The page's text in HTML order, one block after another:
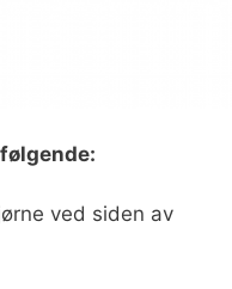
ved siden av